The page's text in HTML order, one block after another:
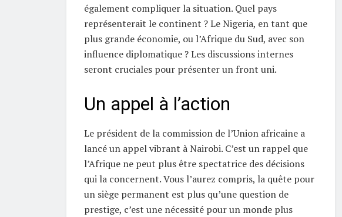
également compliquer la situation. Quel pays
représenterait le continent ? Le Nigeria, en tant que
plus grande économie, ou l’Afrique du Sud, avec son
influence diplomatique ? Les discussions internes
seront cruciales pour présenter un front uni.
Un appel à l’action
Le président de la commission de l’Union africaine a
lancé un appel vibrant à Nairobi. C’est un rappel que
l’Afrique ne peut plus être spectatrice des décisions
qui la concernent. Vous l’aurez compris, la quête pour
un siège permanent est plus qu’une question de
prestige, c’est une nécessité pour un monde plus